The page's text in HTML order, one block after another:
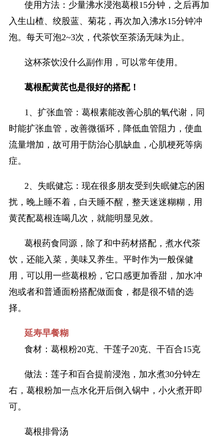
使用方法：少量沸水浸泡葛根15分钟，之后再加
入生山楂、绞股蓝、菊花，再次加入沸水15分钟冲
泡。每天可泡2~3次，代茶饮至茶汤无味为止。
这杯茶饮没什么副作用，可以常年使用。
葛根配黄芪也是很好的搭配！
1、扩张血管：葛根素能改善心肌的氧代谢，同
时能扩张血管，改善微循环，降低血管阻力，使血
流量增加，故可用于防治心肌缺血，心肌梗死等病
症。
2、失眠健忘：现在很多朋友受到失眠健忘的困
扰，晚上睡不着，白天睡不醒，整天迷迷糊糊，用
黄芪配葛根连喝几次，就能明显见效。
葛根药食同源，除了和中药材搭配，煮水代茶
饮，还能入菜，美味又养生。平时作为一般保健
用，可以用一些葛根粉，它口感更加香甜，加水冲
泡或者和普通面粉搭配做面食，都是很不错的选
择。
延寿早餐糊
食材：葛根粉20克、干莲子20克、干百合15克
做法：莲子和百合提前浸泡，加水煮30分钟左
右，葛根粉加一点水化开后倒入锅中，小火煮开即
可。
葛根排骨汤